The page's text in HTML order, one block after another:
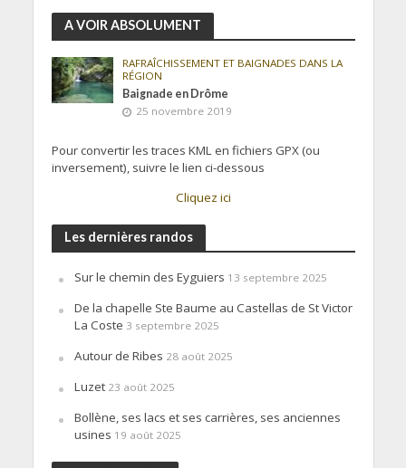
A VOIR ABSOLUMENT
RAFRAÎCHISSEMENT ET BAIGNADES DANS LA
RÉGION
Baignade en Drôme
25 novembre 2019
Pour convertir les traces KML en fichiers GPX (ou
inversement), suivre le lien ci-dessous
Cliquez ici
Les dernières randos
Sur le chemin des Eyguiers 13 septembre 2025
De la chapelle Ste Baume au Castellas de St Victor
La Coste 3 septembre 2025
Autour de Ribes 28 août 2025
Luzet 23 août 2025
Bollène, ses lacs et ses carrières, ses anciennes
usines 19 août 2025